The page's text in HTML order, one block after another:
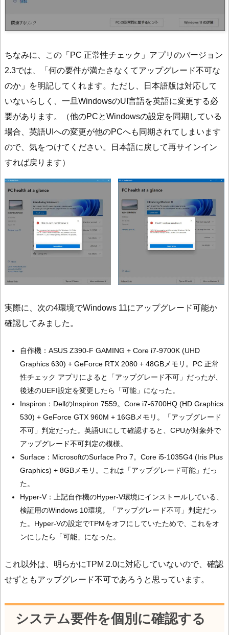
ちなみに、この「PC 正常性チェック」アプリのバージョン
2.3では、「何の要件が満たさなくてアップグレード不可な
のか」を明記してくれます。ただし、日本語版は対応して
いないらしく、一旦WindowsのUI言語を英語に変更する必
要があります。（他のPCとWindowsの設定を同期している
場合、英語UIへの変更が他のPCへも同期されてしまいます
ので、気をつけてください。日本語に戻して再サインイン
すれば戻ります）
実際に、次の4環境でWindows 11にアップグレード可能か
確認してみました。
自作機：ASUS Z390-F GAMING + Core i7-9700K (UHD
Graphics 630) + GeForce RTX 2080 + 48GBメモリ。PC 正常
性チェック アプリによると「アップグレード不可」だったが、
後述のUEFI設定を変更したら「可能」になった。
Inspiron：DellのInspiron 7559。Core i7-6700HQ (HD Graphics
530) + GeForce GTX 960M + 16GBメモリ。「アップグレード
不可」判定だった。英語UIにして確認すると、CPUが対象外で
アップグレード不可判定の模様。
Surface：MicrosoftのSurface Pro 7。Core i5-1035G4 (Iris Plus
Graphics) + 8GBメモリ。これは「アップグレード可能」だっ
た。
Hyper-V：上記自作機のHyper-V環境にインストールしている、
検証用のWindows 10環境。「アップグレード不可」判定だっ
た。Hyper-Vの設定でTPMをオフにしていたためで、これをオ
ンにしたら「可能」になった。
これ以外は、明らかにTPM 2.0に対応していないので、確認
せずともアップグレード不可であろうと思っています。
システム要件を個別に確認する